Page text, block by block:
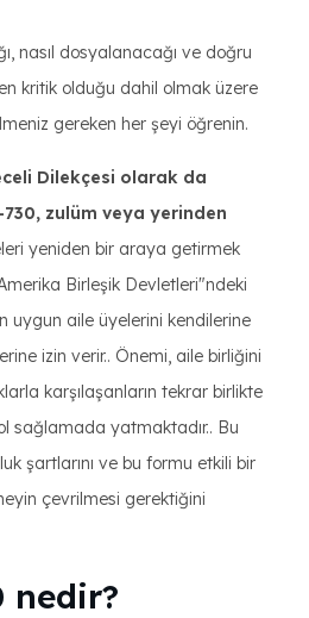
nasıl dosyalanacağı ve doğru
kritik olduğu dahil olmak üzere
gereken her şeyi öğrenin.
Dilekçesi olarak da
zulüm veya yerinden
yeniden bir araya getirmek
Birleşik Devletleri"ndeki
uygun aile üyelerini kendilerine
izin verir.. Önemi, aile birliğini
karşılaşanların tekrar birlikte
sağlamada yatmaktadır.. Bu
şartlarını ve bu formu etkili bir
çevrilmesi gerektiğini
nedir?